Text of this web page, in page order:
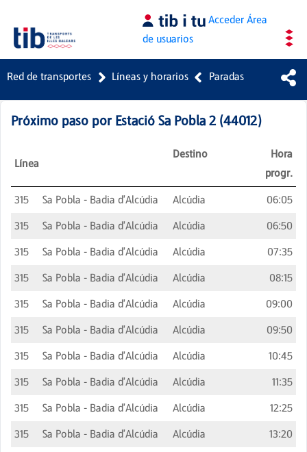
Saltar al contenido principal AccederÁrea
de usuarios
Red de transportes Líneas y horarios Paradas
Próximo paso por Estació Sa Pobla 2 (44012)
Línea
Destino
Hora
progr.
315 Sa Pobla - Badia d'Alcúdia Alcúdia
06:05
315
Sa Pobla - Badia d'Alcúdia Alcúdia
06:50
315
Sa Pobla - Badia d'Alcúdia Alcúdia
07:35
315
Sa Pobla - Badia d'Alcúdia Alcúdia
08:15
315
Sa Pobla - Badia d'Alcúdia Alcúdia
09:00
315
Sa Pobla - Badia d'Alcúdia Alcúdia
09:50
315
Sa Pobla - Badia d'Alcúdia Alcúdia
10:45
315
Sa Pobla - Badia d'Alcúdia Alcúdia
11:35
315
Sa Pobla - Badia d'Alcúdia Alcúdia
12:25
315
Sa Pobla - Badia d'Alcúdia Alcúdia
13:20